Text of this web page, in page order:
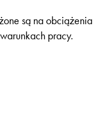
są na obciążenia
pracy.